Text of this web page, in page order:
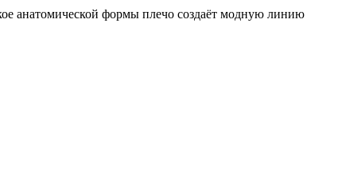
анатомической формы плечо создаёт модную линию